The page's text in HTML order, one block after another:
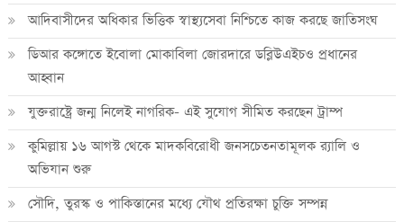
আদিবাসীদের অধিকার ভিত্তিক স্বাস্থ্যসেবা নিশ্চিতে কাজ করছে জাতিসংঘ
ডিআর কঙ্গোতে ইবোলা মোকাবিলা জোরদারে ডব্লিউএইচও প্রধানের
আহ্বান
যুক্তরাষ্ট্রে জন্ম নিলেই নাগরিক- এই সুযোগ সীমিত করছেন ট্রাম্প
কুমিল্লায় ১৬ আগস্ট থেকে মাদকবিরোধী জনসচেতনতামূলক র‍্যালি ও
অভিযান শুরু
সৌদি, তুরস্ক ও পাকিস্তানের মধ্যে যৌথ প্রতিরক্ষা চুক্তি সম্পন্ন